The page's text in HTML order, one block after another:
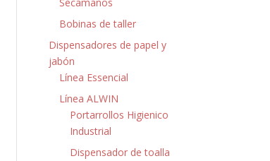
Bobinas de taller
Dispensadores de papel y
jabón
Línea Essencial
Línea ALWIN
Portarrollos Higienico
Industrial
Dispensador de toalla